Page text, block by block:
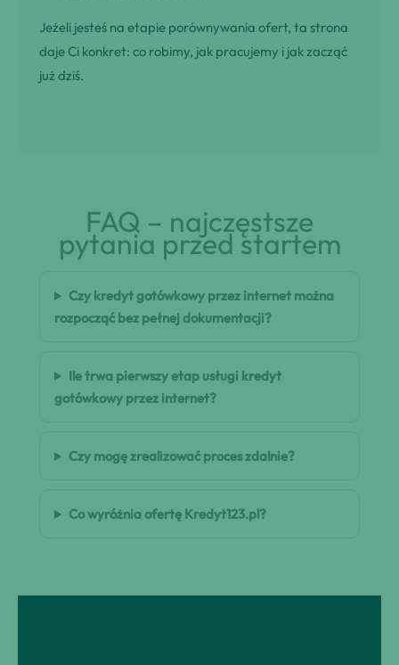
Jeżeli jesteś na etapie porównywania ofert, ta strona
daje Ci konkret: co robimy, jak pracujemy i jak zacząć
już dziś.
FAQ – najczęstsze
pytania przed startem
Czy kredyt gotówkowy przez internet można
rozpocząć bez pełnej dokumentacji?
Ile trwa pierwszy etap usługi kredyt
gotówkowy przez internet?
Czy mogę zrealizować proces zdalnie?
Co wyróżnia ofertę Kredyt123.pl?